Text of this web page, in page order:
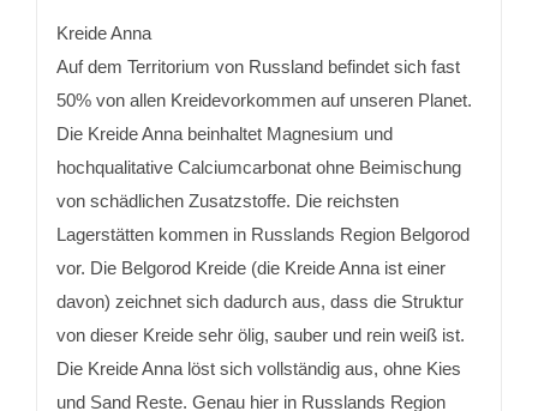
Kreide Anna
Auf dem Territorium von Russland befindet sich fast
50% von allen Kreidevorkommen auf unseren Planet.
Die Kreide Anna beinhaltet Magnesium und
hochqualitative Calciumcarbonat ohne Beimischung
von schädlichen Zusatzstoffe. Die reichsten
Lagerstätten kommen in Russlands Region Belgorod
vor. Die Belgorod Kreide (die Kreide Anna ist einer
davon) zeichnet sich dadurch aus, dass die Struktur
von dieser Kreide sehr ölig, sauber und rein weiß ist.
Die Kreide Anna löst sich vollständig aus, ohne Kies
und Sand Reste. Genau hier in Russlands Region